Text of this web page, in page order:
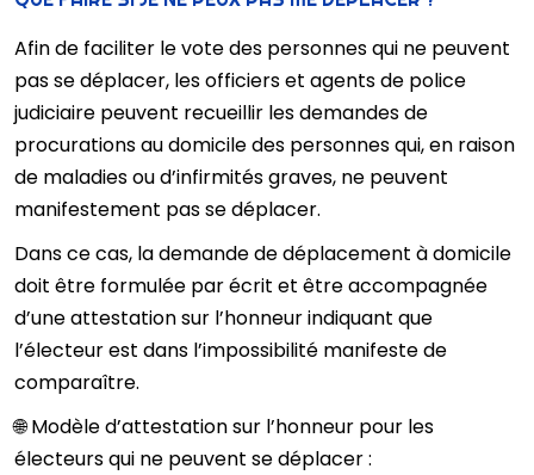
Afin de faciliter le vote des personnes qui ne peuvent
pas se déplacer, les officiers et agents de police
judiciaire peuvent recueillir les demandes de
procurations au domicile des personnes qui, en raison
de maladies ou d’infirmités graves, ne peuvent
manifestement pas se déplacer.
Dans ce cas, la demande de déplacement à domicile
doit être formulée par écrit et être accompagnée
d’une attestation sur l’honneur indiquant que
l’électeur est dans l’impossibilité manifeste de
comparaître.
🌐 Modèle d’attestation sur l’honneur pour les
électeurs qui ne peuvent se déplacer :